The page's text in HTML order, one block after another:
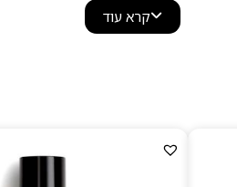
שונה, אמנותי ומלא משמעות.
או לילה מסתורי בעיר
בישום נישה אמנותי, עמוק ועוצמתי
קרא עוד